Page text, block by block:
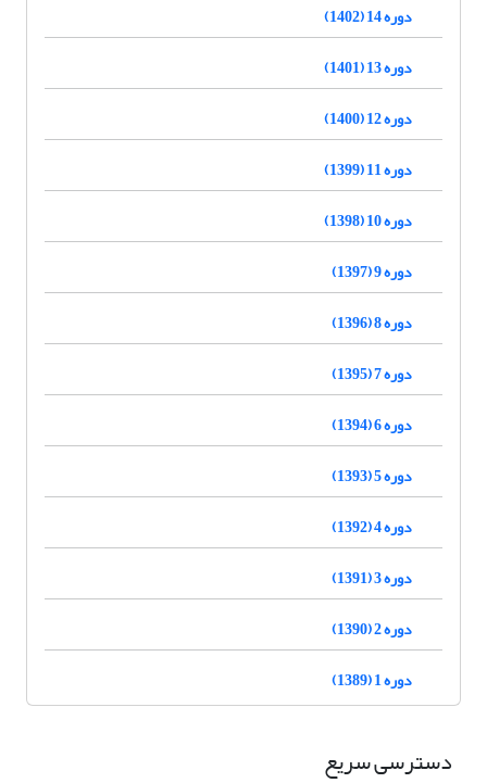
دوره 14 (1402)
دوره 13 (1401)
دوره 12 (1400)
دوره 11 (1399)
دوره 10 (1398)
دوره 9 (1397)
دوره 8 (1396)
دوره 7 (1395)
دوره 6 (1394)
دوره 5 (1393)
دوره 4 (1392)
دوره 3 (1391)
دوره 2 (1390)
دوره 1 (1389)
دسترسی سریع